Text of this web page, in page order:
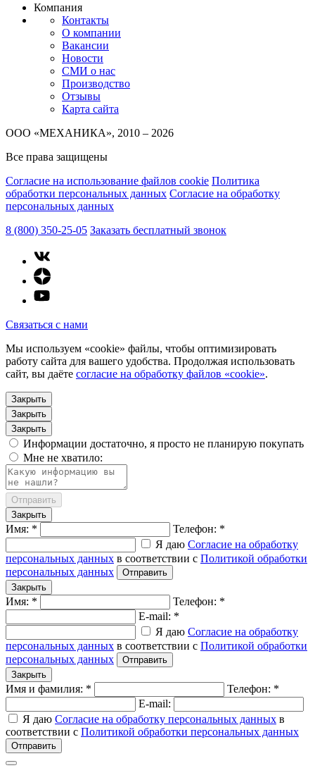
Компания
Контакты
О компании
Вакансии
Новости
СМИ о нас
Производство
Отзывы
Карта сайта
ООО «МЕХАНИКА», 2010 – 2026
Все права защищены
Согласие на использование файлов cookie Политика
обработки персональных данных Согласие на обработку
персональных данных
8 (800) 350-25-05 Заказать бесплатный звонок
Связаться с нами
Мы используем «cookie» файлы, чтобы оптимизировать
работу сайта для вашего удобства. Продолжая использовать
сайт, вы даёте согласие на обработку файлов «cookie».
Закрыть
Закрыть
Закрыть
Информации достаточно, я просто не планирую покупать
Мне не хватило:
Отправить
Закрыть
Имя: *
Телефон: *
Я даю Согласие на обработку
персональных данных в соответствии с Политикой обработки
персональных данных
Отправить
Закрыть
Имя: *
Телефон: *
E-mail: *
Я даю Согласие на обработку
персональных данных в соответствии с Политикой обработки
персональных данных
Отправить
Закрыть
Имя и фамилия: *
Телефон: *
E-mail:
Я даю Согласие на обработку персональных данных в
соответствии с Политикой обработки персональных данных
Отправить